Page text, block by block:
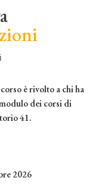
è rivolto a chi ha
dei corsi di
41.
2026